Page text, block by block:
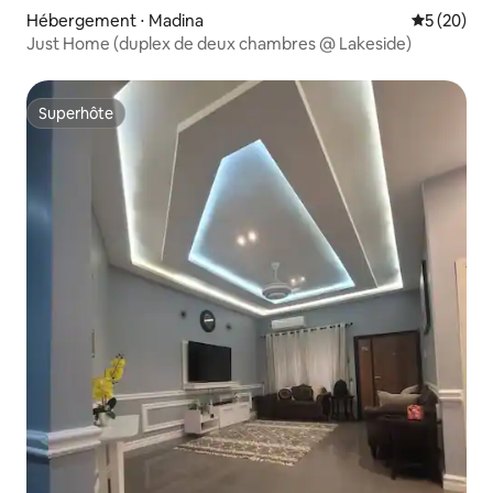
Hébergement ⋅ Madina
5 (20)
Just Home (duplex de deux chambres @ Lakeside)
Superhôte
Superhôte